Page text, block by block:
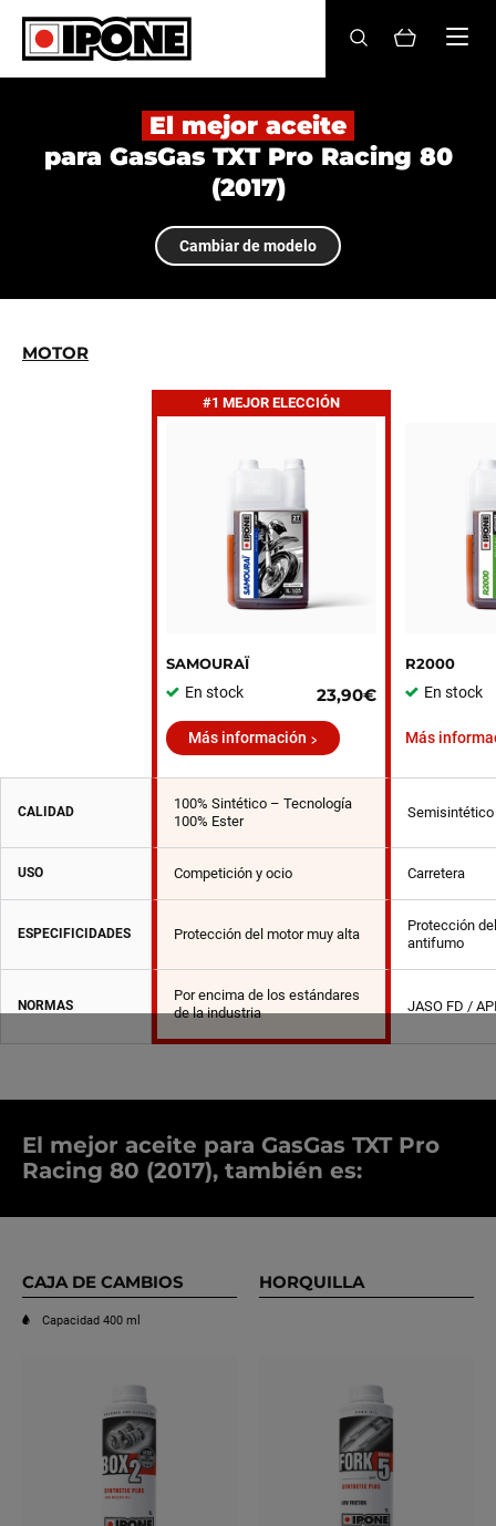
Ipone
ACEITES MOTOR
CONSERVACIÓN
MANTENIMIENTO
El mejor aceite
para GasGas TXT Pro Racing 80
(2017)
Cambiar de modelo
MOTOR
#1 MEJOR ELECCIÓN
SAMOURAÏ
En stock
23,90€
R2000
En stock
Más información Más
CALIDAD
100% Sintético – Tecnología
100% Ester
Semisintético
USO Competición y ocio Carretera
ESPECIFICIDADES Protección del motor muy alta
Protección
antifumo
NORMAS
Por encima de los estándares
de la industria
JASO FD /
El mejor aceite para GasGas TXT Pro
Racing 80 (2017), también es:
CAJA DE CAMBIOS
Capacidad 400 ml
HORQUILLA